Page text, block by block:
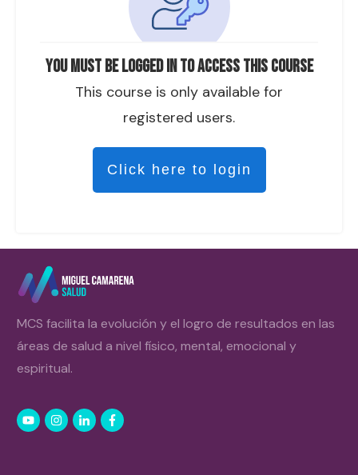
You must be logged in to access this course
This course is only available for
registered users.
Click here to login
MCS facilita la evolución y el logro de resultados en las
áreas de salud a nivel físico, mental, emocional y
espiritual.